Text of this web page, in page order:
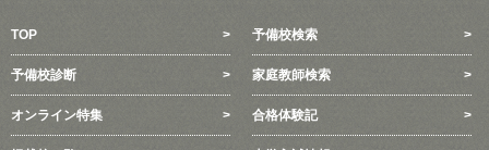
TOP 予備校検索
予備校診断 家庭教師検索
オンライン特集 合格体験記